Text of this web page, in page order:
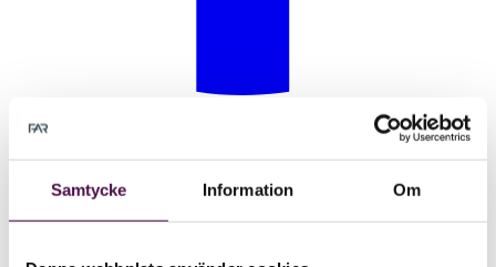
Samtycke Information Om